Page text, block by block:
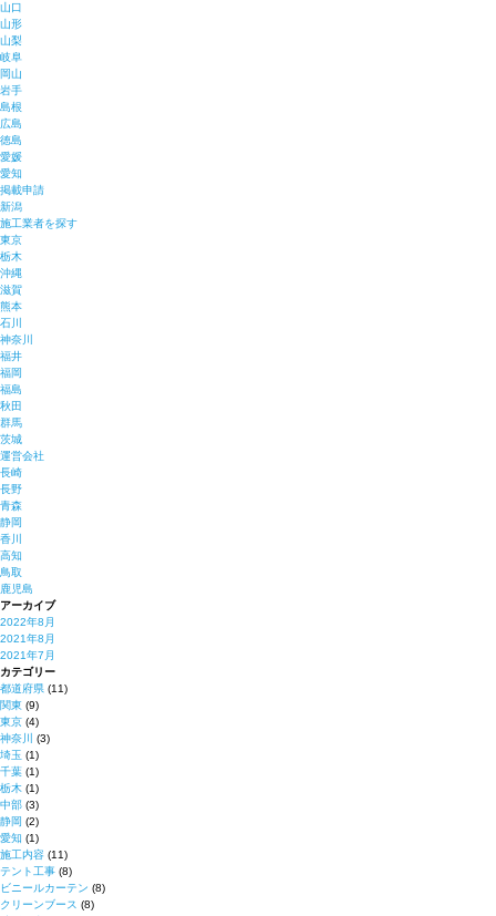
山口
山形
山梨
岐阜
岡山
岩手
島根
広島
徳島
愛媛
愛知
掲載申請
新潟
施工業者を探す
東京
栃木
沖縄
滋賀
熊本
石川
神奈川
福井
福岡
福島
秋田
群馬
茨城
運営会社
長崎
長野
青森
静岡
香川
高知
鳥取
鹿児島
アーカイブ
2022年8月
2021年8月
2021年7月
カテゴリー
都道府県 (11)
関東 (9)
東京 (4)
神奈川
(3)
埼玉 (1)
千葉 (1)
栃木 (1)
中部 (3)
静岡 (2)
愛知 (1)
施工内容 (11)
テント工事 (8)
ビニールカーテン (8)
クリーンブース (8)